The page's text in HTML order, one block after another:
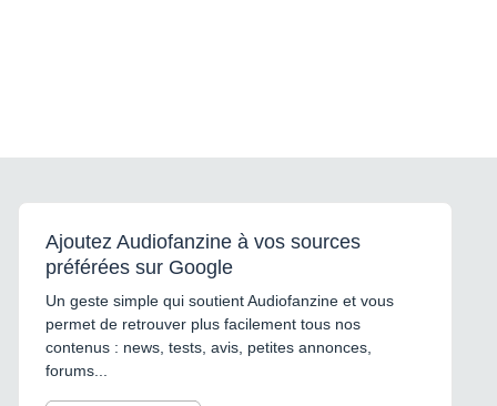
Ajoutez Audiofanzine à vos sources
préférées sur Google
Un geste simple qui soutient Audiofanzine et vous
permet de retrouver plus facilement tous nos
contenus : news, tests, avis, petites annonces,
forums...